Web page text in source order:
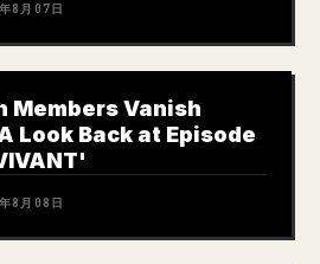
8月07日
Members Vanish
Look Back at Episode
8月08日